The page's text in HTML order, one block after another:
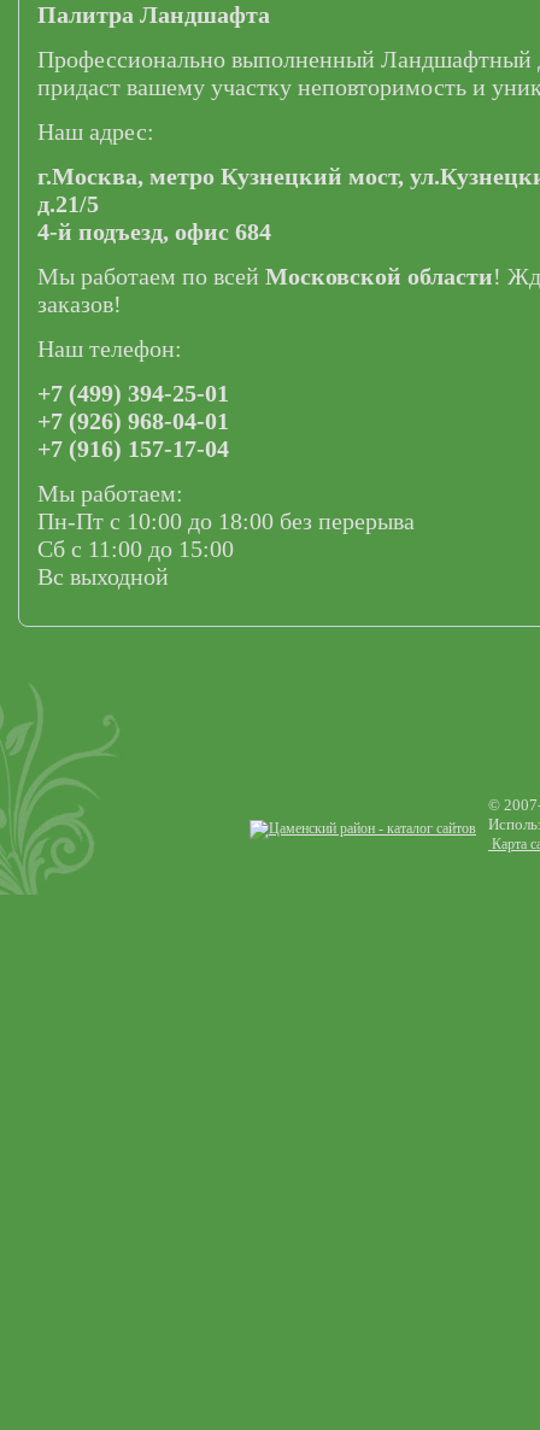
Палитра Ландшафта
Профессионально выполненный Ландшафтный
придаст вашему участку неповторимость и
Наш адрес:
г.Москва, метро Кузнецкий мост,
д.21/5
4-й подъезд, офис 684
Мы работаем по всей Московской области!
заказов!
Наш телефон:
+7 (499) 394-25-01
+7 (926) 968-04-01
+7 (916) 157-17-04
Мы работаем:
Пн-Пт с 10:00 до 18:00 без перерыва
Сб с 11:00 до 15:00
Вс выходной
©
Карта